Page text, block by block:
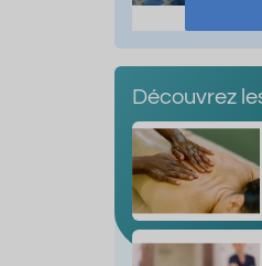
Découvrez